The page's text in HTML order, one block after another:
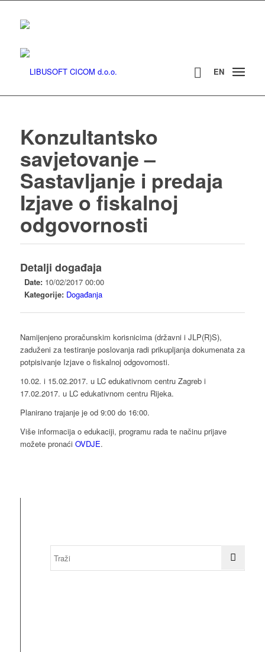
EN
Konzultantsko
savjetovanje –
Sastavljanje i predaja
Izjave o fiskalnoj
odgovornosti
Detalji događaja
Date: 10/02/2017 00:00
Kategorije: Događanja
Namijenjeno proračunskim korisnicima (državni i JLP(R)S),
zaduženi za testiranje poslovanja radi prikupljanja dokumenata za
potpisivanje Izjave o fiskalnoj odgovornosti.
10.02. i 15.02.2017. u LC edukativnom centru Zagreb i
17.02.2017. u LC edukativnom centru Rijeka.
Planirano trajanje je od 9:00 do 16:00.
Više informacija o edukaciji, programu rada te načinu prijave
možete pronaći OVDJE.